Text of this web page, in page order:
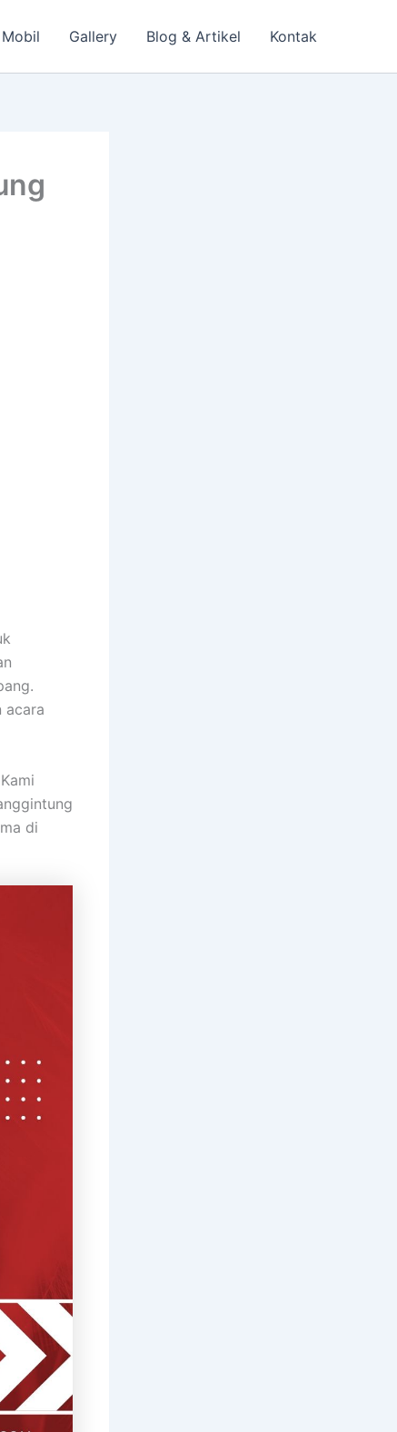
Gallery Blog & Artikel Kontak
acara
di